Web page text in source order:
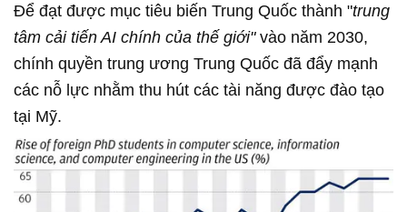
Để đạt được mục tiêu biến Trung Quốc thành "trung
tâm cải tiến AI chính của thế giới" vào năm 2030,
chính quyền trung ương Trung Quốc đã đẩy mạnh
các nỗ lực nhằm thu hút các tài năng được đào tạo
tại Mỹ.